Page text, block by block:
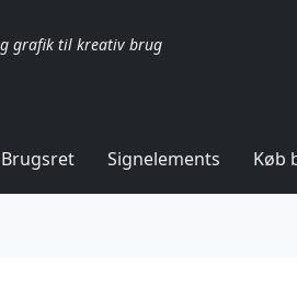
grafik til kreativ brug
Brugsret Signelements Køb